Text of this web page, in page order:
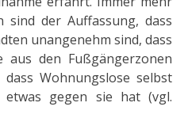
der Auffassung, dass
unangenehm sind, dass
aus den Fußgängerzonen
Wohnungslose selbst
gegen sie hat (vgl.